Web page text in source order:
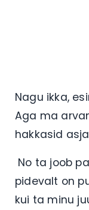
Nagu ikka,
Aga ma
hakkasid
No ta joob
pidevalt on
kui ta minu